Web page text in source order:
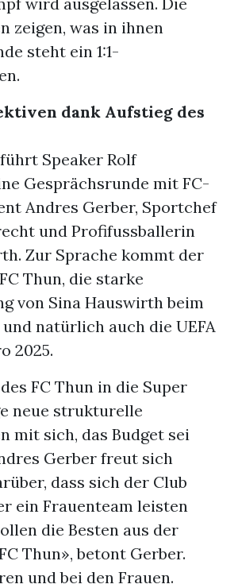
zeigen, was in ihnen
steht ein 1:1-
dank Aufstieg des
Speaker Rolf
Gesprächsrunde mit FC-
Andres Gerber, Sportchef
und Profifussballerin
Zur Sprache kommt der
Thun, die starke
von Sina Hauswirth beim
und natürlich auch die UEFA
2025.
FC Thun in die Super
neue strukturelle
mit sich, das Budget sei
Gerber freut sich
dass sich der Club
ein Frauenteam leisten
die Besten aus der
Thun», betont Gerber.
und bei den Frauen.